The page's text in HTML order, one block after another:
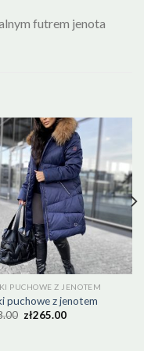
futrem jenota
PUCHOWE Z JENOTEM
puchowe z jenotem
zł265.00